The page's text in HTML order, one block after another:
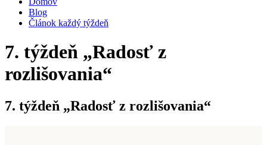
Blog
Článok každý týždeň
7. týždeň „Radosť z
rozlišovania“
7. týždeň „Radosť z rozlišovania“